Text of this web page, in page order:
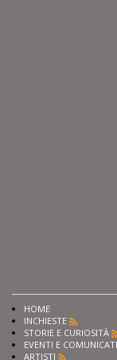
HOME
INCHIESTE
STORIE E CURIOSITÀ
EVENTI E COMUNICATI
ARTISTI